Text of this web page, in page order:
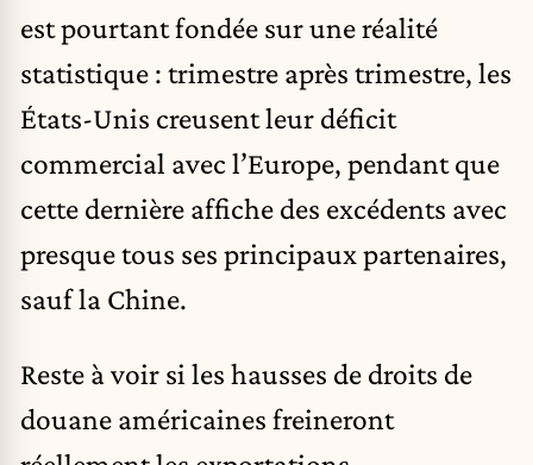
est pourtant fondée sur une réalité
statistique : trimestre après trimestre, les
États-Unis creusent leur déficit
commercial avec l’Europe, pendant que
cette dernière affiche des excédents avec
presque tous ses principaux partenaires,
sauf la Chine.
Reste à voir si les hausses de droits de
douane américaines freineront